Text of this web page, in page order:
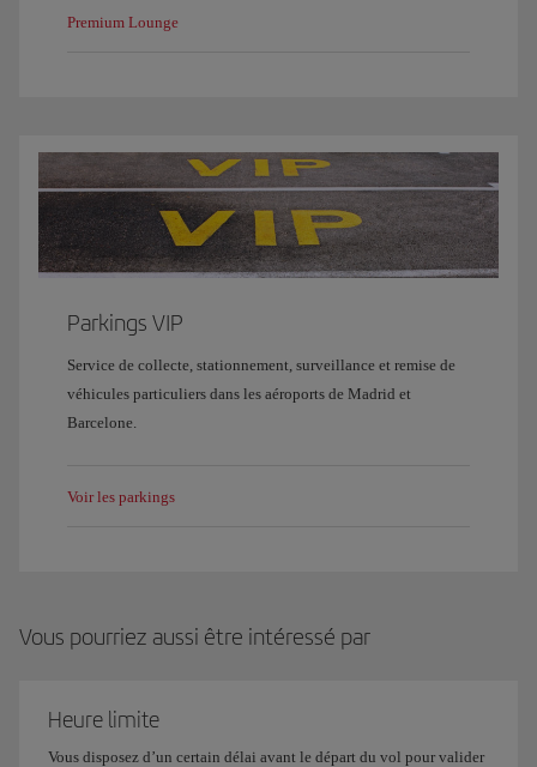
Premium Lounge
Parkings VIP
Service de collecte, stationnement, surveillance et remise de
véhicules particuliers dans les aéroports de Madrid et
Barcelone.
Voir les parkings
Vous pourriez aussi être intéressé par
Heure limite
Vous disposez d’un certain délai avant le départ du vol pour valider